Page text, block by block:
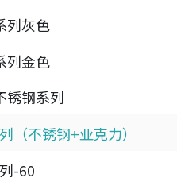
列灰色
列金色
锈钢系列
（不锈钢+亚克力）
-60